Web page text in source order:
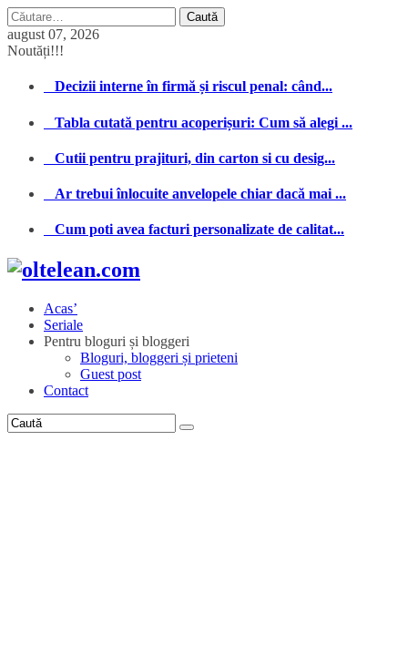
Caută
după:
august 07, 2026
Noutăți!!!
Decizii interne în firmă și riscul penal: când...
Tabla cutată pentru acoperișuri: Cum să alegi ...
Cutii pentru prajituri, din carton si cu desig...
Ar trebui înlocuite anvelopele chiar dacă mai ...
Cum poti avea facturi personalizate de calitat...
Acas’
Seriale
Pentru bloguri și bloggeri
Bloguri, bloggeri și prieteni
Guest post
Contact